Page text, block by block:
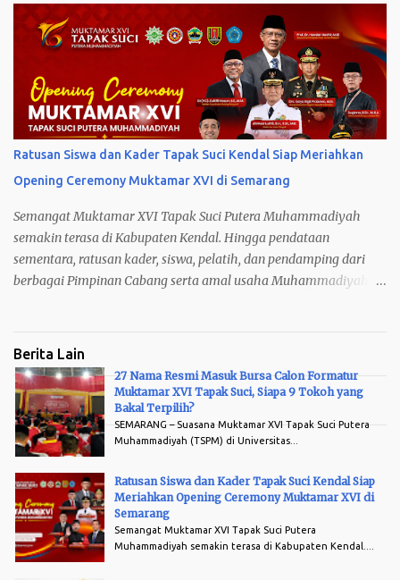
Dasar Katak Melempar Tubuh – Jurus Dasar Naga Terbang –
Jurus Dasar Mawar Mekar – Jurus Dasar Mawar Layu – Jurus
Dasar Belitan Tangkai Mawar – Jurus Dasar Rajawali Mengibas
Sayap – Jurus Dasar Ikan Terbang Menggoyang Sirip – Jurus
Dasar Ikan Terbang Menjulang Angkasa – Jurus Dasar Harimau
Membuka Jalan – Jurus Dasar Harimau Menutup Jalan – Jurus
Dasar Terkaman Harimau Hindaran : – Harimau Tidur –
Harimau Lapar Meliuk Diri – Tangkai Tertiup Angin 1/2 tubuh –
Tangkai Mawar Tertiup Angin 1 tubuh – Rajawali Terbang
Langkah : – Langkah Lipat – Langka...
Ratusan Siswa dan Kader Tapak Suci Kendal Siap Meriahkan
Opening Ceremony Muktamar XVI di Semarang
Semangat Muktamar XVI Tapak Suci Putera Muhammadiyah
semakin terasa di Kabupaten Kendal. Hingga pendataan
sementara, ratusan kader, siswa, pelatih, dan pendamping dari
berbagai Pimpinan Cabang serta amal usaha Muhammadiyah di
Tapak Suci Putera Muhammadiyah di Lapangan Pancasila
Simpang Lima Semarang, Sabtu, 8 Agus tus 2026. Kehadiran
mereka bukan sekadar memenuhi arena, tetapi menjadi bukti
nyata kecintaan dan kebanggaan terhadap Tapak Suci yang kini
memasuki babak baru perjalanan organisasinya. Data sementara
menunjukkan antusiasme yang luar biasa. MIM Mulyosari siap
memberangkatkan 35 peserta menggunakan 1 bus . SD
Muhammadiyah Sukorejo mengirimkan 30 peserta dengan 1 bus .
Dari MIM Pagersari , sebanyak 66 siswa didampingi 9
pendamping akan berangkat menggunakan 2 bus medium dan 1
mobil Luxio . Sementara itu, Pondok Pesantren Darul Arqam
Berita Lain
27 Nama Resmi Masuk Bursa Calon Formatur
Muktamar XVI Tapak Suci, Siapa 9 Tokoh yang
Bakal Terpilih?
SEMARANG – Suasana Muktamar XVI Tapak Suci Putera
Muhammadiyah (TSPM) di Universitas...
Ratusan Siswa dan Kader Tapak Suci Kendal Siap
Meriahkan Opening Ceremony Muktamar XVI di
Semarang
Semangat Muktamar XVI Tapak Suci Putera
Muhammadiyah semakin terasa di Kabupaten Kendal....
Arsip